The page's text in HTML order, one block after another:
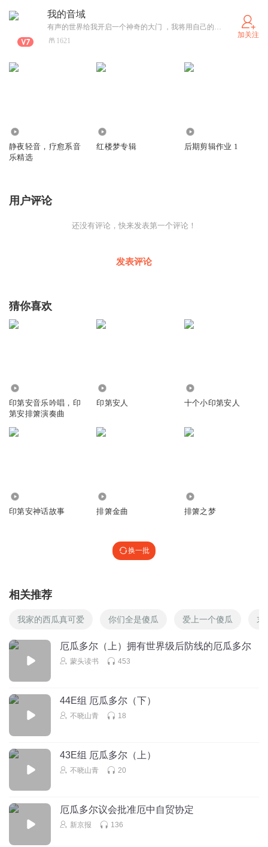
我的音域
有声的世界给我开启一个神奇的大门 ，我将用自己的声音去开启他。
1621
加关注
静夜轻音，疗愈系音
乐精选
红楼梦专辑 后期剪辑作业 1
用户评论
还没有评论，快来发表第一个评论！
发表评论
猜你喜欢
印第安音乐吟唱，印
第安排箫演奏曲
印第安人 十个小印第安人
印第安神话故事 排箫金曲 排箫之梦
换一批
相关推荐
我家的西瓜真可爱 你们全是傻瓜 爱上一个傻瓜 末
厄瓜多尔（上）拥有世界级后防线的厄瓜多尔
蒙头读书 453
44E组 厄瓜多尔（下）
不晓山青 18
43E组 厄瓜多尔（上）
不晓山青 20
厄瓜多尔议会批准厄中自贸协定
新京报 136